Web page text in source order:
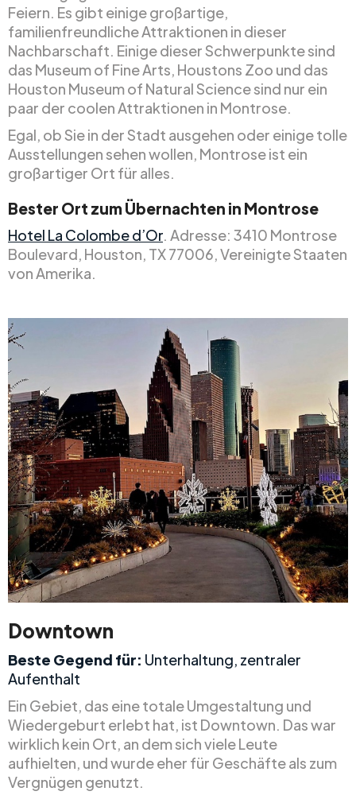
Feiern. Es gibt einige großartige,
familienfreundliche Attraktionen in dieser
Nachbarschaft. Einige dieser Schwerpunkte sind
das Museum of Fine Arts, Houstons Zoo und das
Houston Museum of Natural Science sind nur ein
paar der coolen Attraktionen in Montrose.
Egal, ob Sie in der Stadt ausgehen oder einige tolle
Ausstellungen sehen wollen, Montrose ist ein
großartiger Ort für alles.
Bester Ort zum Übernachten in Montrose
Hotel La Colombe d’Or. Adresse: 3410 Montrose
Boulevard, Houston, TX 77006, Vereinigte Staaten
von Amerika.
Downtown
Beste Gegend für: Unterhaltung, zentraler
Aufenthalt
Ein Gebiet, das eine totale Umgestaltung und
Wiedergeburt erlebt hat, ist Downtown. Das war
wirklich kein Ort, an dem sich viele Leute
aufhielten, und wurde eher für Geschäfte als zum
Vergnügen genutzt.